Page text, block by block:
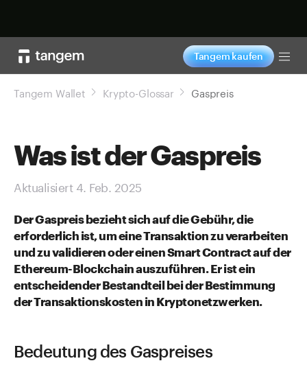
Tangem kaufen
Tangem Wallet Krypto-Glossar Gaspreis
Was ist der Gaspreis
Aktualisiert 4. Feb. 2025
Der Gaspreis bezieht sich auf die Gebühr, die
erforderlich ist, um eine Transaktion zu verarbeiten
und zu validieren oder einen Smart Contract auf der
Ethereum-Blockchain auszuführen. Er ist ein
entscheidender Bestandteil bei der Bestimmung
der Transaktionskosten in Kryptonetzwerken.
Bedeutung des Gaspreises